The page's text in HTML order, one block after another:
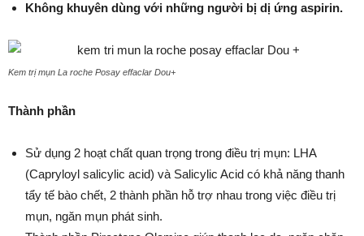
Không khuyên dùng với những người bị dị ứng aspirin.
Kem trị mụn La roche Posay effaclar Dou+
Thành phần
Sử dụng 2 hoạt chất quan trọng trong điều trị mụn: LHA
(Capryloyl salicylic acid) và Salicylic Acid có khả năng thanh
tẩy tế bào chết, 2 thành phần hỗ trợ nhau trong việc điều trị
mụn, ngăn mụn phát sinh.